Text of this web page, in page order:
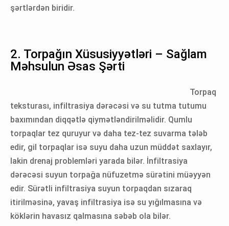
şərtlərdən biridir.
2. Torpağın Xüsusiyyətləri – Sağlam
Məhsulun Əsas Şərti
Torpaq
teksturası, infiltrasiya dərəcəsi və su tutma tutumu
baxımından diqqətlə qiymətləndirilməlidir. Qumlu
torpaqlar tez quruyur və daha tez-tez suvarma tələb
edir, gil torpaqlar isə suyu daha uzun müddət saxlayır,
lakin drenaj problemləri yarada bilər. İnfiltrasiya
dərəcəsi suyun torpağa nüfuzetmə sürətini müəyyən
edir. Sürətli infiltrasiya suyun torpaqdan sızaraq
itirilməsinə, yavaş infiltrasiya isə su yığılmasına və
köklərin havasız qalmasına səbəb ola bilər.